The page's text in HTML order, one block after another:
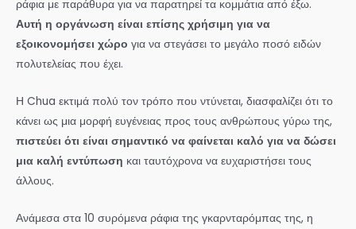
ράφια με παράθυρα για να παρατηρεί τα κομμάτια από έξω.
Αυτή η οργάνωση είναι επίσης χρήσιμη για να
εξοικονομήσει χώρο για να στεγάσει το μεγάλο ποσό ειδών
πολυτελείας που έχει.
Η Chua εκτιμά πολύ τον τρόπο που ντύνεται, διασφαλίζει ότι το
κάνει ως μια μορφή ευγένειας προς τους ανθρώπους γύρω της,
πιστεύει ότι είναι σημαντικό να φαίνεται καλό για να δώσει
μια καλή εντύπωση και ταυτόχρονα να ευχαριστήσει τους
άλλους.
Ανάμεσα στα 10 συρόμενα ράφια της γκαρνταρόμπας της, η